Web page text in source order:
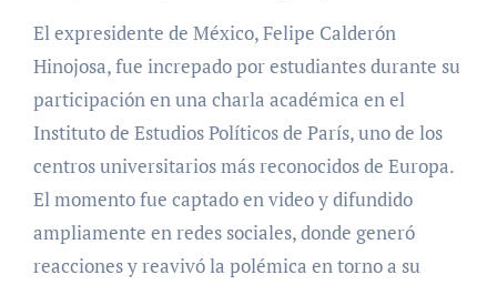
El expresidente de México, Felipe Calderón
Hinojosa, fue increpado por estudiantes durante su
participación en una charla académica en el
Instituto de Estudios Políticos de París, uno de los
centros universitarios más reconocidos de Europa.
El momento fue captado en video y difundido
ampliamente en redes sociales, donde generó
reacciones y reavivó la polémica en torno a su